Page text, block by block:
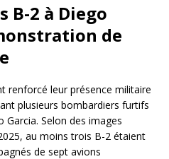
B-2 à Diego
de
renforcé leur présence militaire
plusieurs bombardiers furtifs
Garcia. Selon des images
au moins trois B-2 étaient
de sept avions